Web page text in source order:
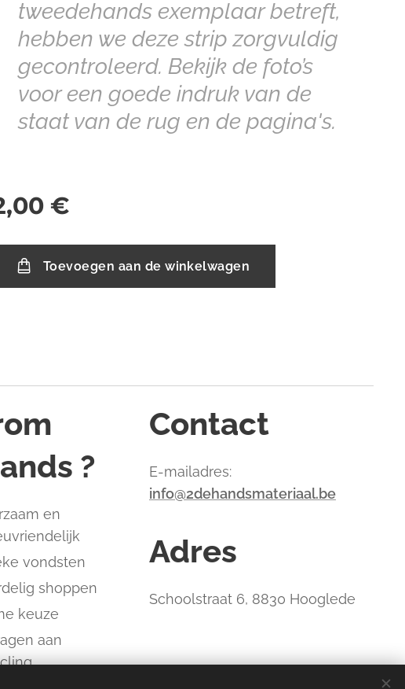
tweedehands exemplaar betreft,
hebben we deze strip zorgvuldig
gecontroleerd. Bekijk de foto’s
voor een goede indruk van de
staat van de rug en de pagina's.
€
Toevoegen aan de winkelwagen
?
en
vondsten
shoppen
keuze
aan
Contact
E-mailadres:
info@2dehandsmateriaal.be
Adres
Schoolstraat 6, 8830 Hooglede